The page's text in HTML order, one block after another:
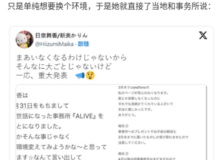
只是单纯想要换个环境，于是她就直接了当地和事务所说：